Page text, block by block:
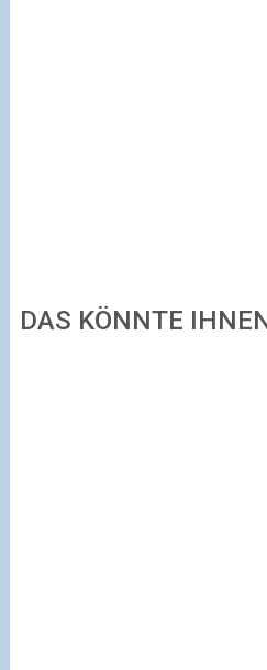
DAS KÖNNTE